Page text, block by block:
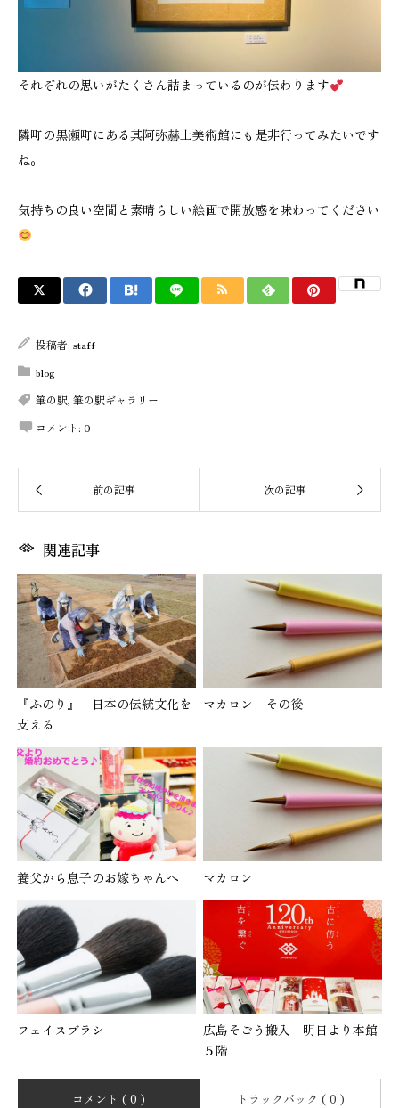
それぞれの思いがたくさん詰まっているのが伝わります
隣町の黒瀬町にある其阿弥赫土美術館にも是非行ってみたいです
ね。
気持ちの良い空間と素晴らしい絵画で開放感を味わってください
投稿者: staff
blog
筆の駅, 筆の駅ギャラリー
コメント: 0
関連記事
『ふのり』 日本の伝統文化を
支える
マカロン その後
養父から息子のお嫁ちゃんへ マカロン
フェイスブラシ
広島そごう搬入 明日より本館
５階
コメント ( 0 ) トラックバック ( 0 )